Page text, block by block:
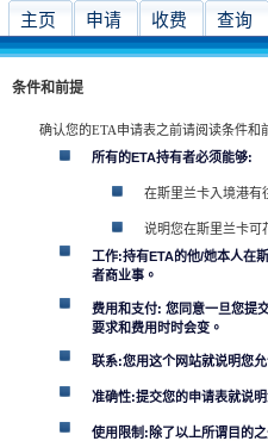
主页 申请 收费 查询
条件和前提
确认您的ETA申请表之前请阅读条件和
所有的ETA持有者必须能够:
在斯里兰卡入境港有
说明您在斯里兰卡可
工作:持有ETA的他/她本人在
者商业事。
费用和支付: 您同意一旦您提
要求和费用时时会变。
联系:您用这个网站就说明您
准确性:提交您的申请表就说
使用限制:除了以上所谓目的